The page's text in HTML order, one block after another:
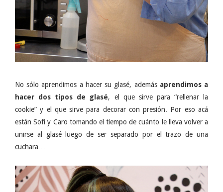
No sólo aprendimos a hacer su glasé, además aprendimos a
hacer dos tipos de glasé, el que sirve para “rellenar la
cookie” y el que sirve para decorar con presión. Por eso acá
están Sofi y Caro tomando el tiempo de cuánto le lleva volver a
unirse al glasé luego de ser separado por el trazo de una
cuchara…